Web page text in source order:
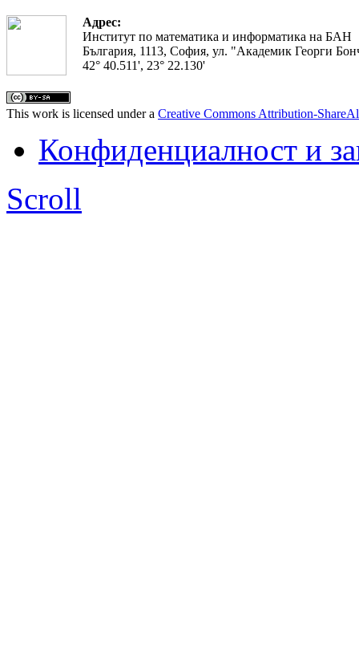
Адрес:
Институт по математика и информатика на БАН
България, 1113, София, ул. "Академик Георги
42° 40.511', 23° 22.130'
This work is licensed under a Creative Commons Attribution-
Конфиденциалност и
Scroll